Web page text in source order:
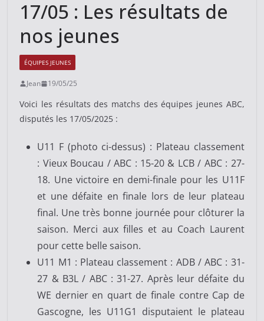
17/05 : Les résultats de
nos jeunes
ÉQUIPES JEUNES
Jean 19/05/25
Voici les résultats des matchs des équipes jeunes ABC,
disputés les 17/05/2025 :
U11 F (photo ci-dessus) : Plateau classement
: Vieux Boucau / ABC : 15-20 & LCB / ABC : 27-
18. Une victoire en demi-finale pour les U11F
et une défaite en finale lors de leur plateau
final. Une très bonne journée pour clôturer la
saison. Merci aux filles et au Coach Laurent
pour cette belle saison.
U11 M1 : Plateau classement : ADB / ABC : 31-
27 & B3L / ABC : 31-27. Après leur défaite du
WE dernier en quart de finale contre Cap de
Gascogne, les U11G1 disputaient le plateau